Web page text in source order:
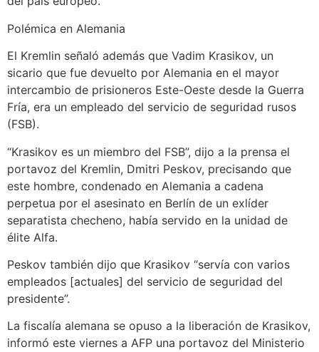
Polémica en Alemania
El Kremlin señaló además que Vadim Krasikov, un
sicario que fue devuelto por Alemania en el mayor
intercambio de prisioneros Este-Oeste desde la Guerra
Fría, era un empleado del servicio de seguridad rusos
(FSB).
“Krasikov es un miembro del FSB”, dijo a la prensa el
portavoz del Kremlin, Dmitri Peskov, precisando que
este hombre, condenado en Alemania a cadena
perpetua por el asesinato en Berlín de un exlíder
separatista checheno, había servido en la unidad de
élite Alfa.
Peskov también dijo que Krasikov “servía con varios
empleados [actuales] del servicio de seguridad del
presidente”.
La fiscalía alemana se opuso a la liberación de Krasikov,
informó este viernes a AFP una portavoz del Ministerio